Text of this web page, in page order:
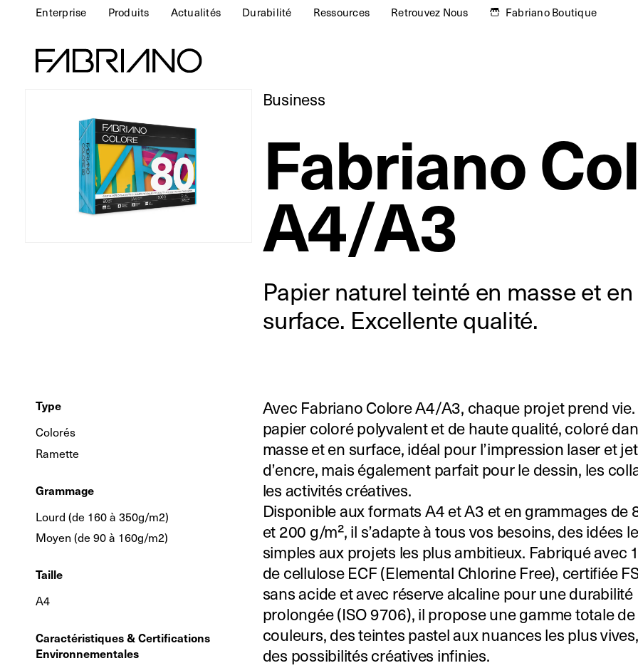
Enterprise Produits Actualités Durabilité Ressources Retrouvez Nous Fabriano Boutique
Business
Fabriano
A4/A3
Papier naturel teinté en masse et en
surface. Excellente qualité.
Type
Colorés
Ramette
Grammage
Lourd (de 160 à 350g/m2)
Moyen (de 90 à 160g/m2)
Taille
A4
Caractéristiques & Certifications
Environnementales
Avec Fabriano Colore A4/A3, chaque projet prend
papier coloré polyvalent et de haute qualité, coloré
masse et en surface, idéal pour l’impression laser et jet
d’encre, mais également parfait pour le dessin, les
les activités créatives.
Disponible aux formats A4 et A3 et en grammages de
et 200 g/m², il s’adapte à tous vos besoins, des idées
simples aux projets les plus ambitieux. Fabriqué avec
de cellulose ECF (Elemental Chlorine Free), certifiée
sans acide et avec réserve alcaline pour une durabilité
prolongée (ISO 9706), il propose une gamme totale
couleurs, des teintes pastel aux nuances les plus
des possibilités créatives infinies.